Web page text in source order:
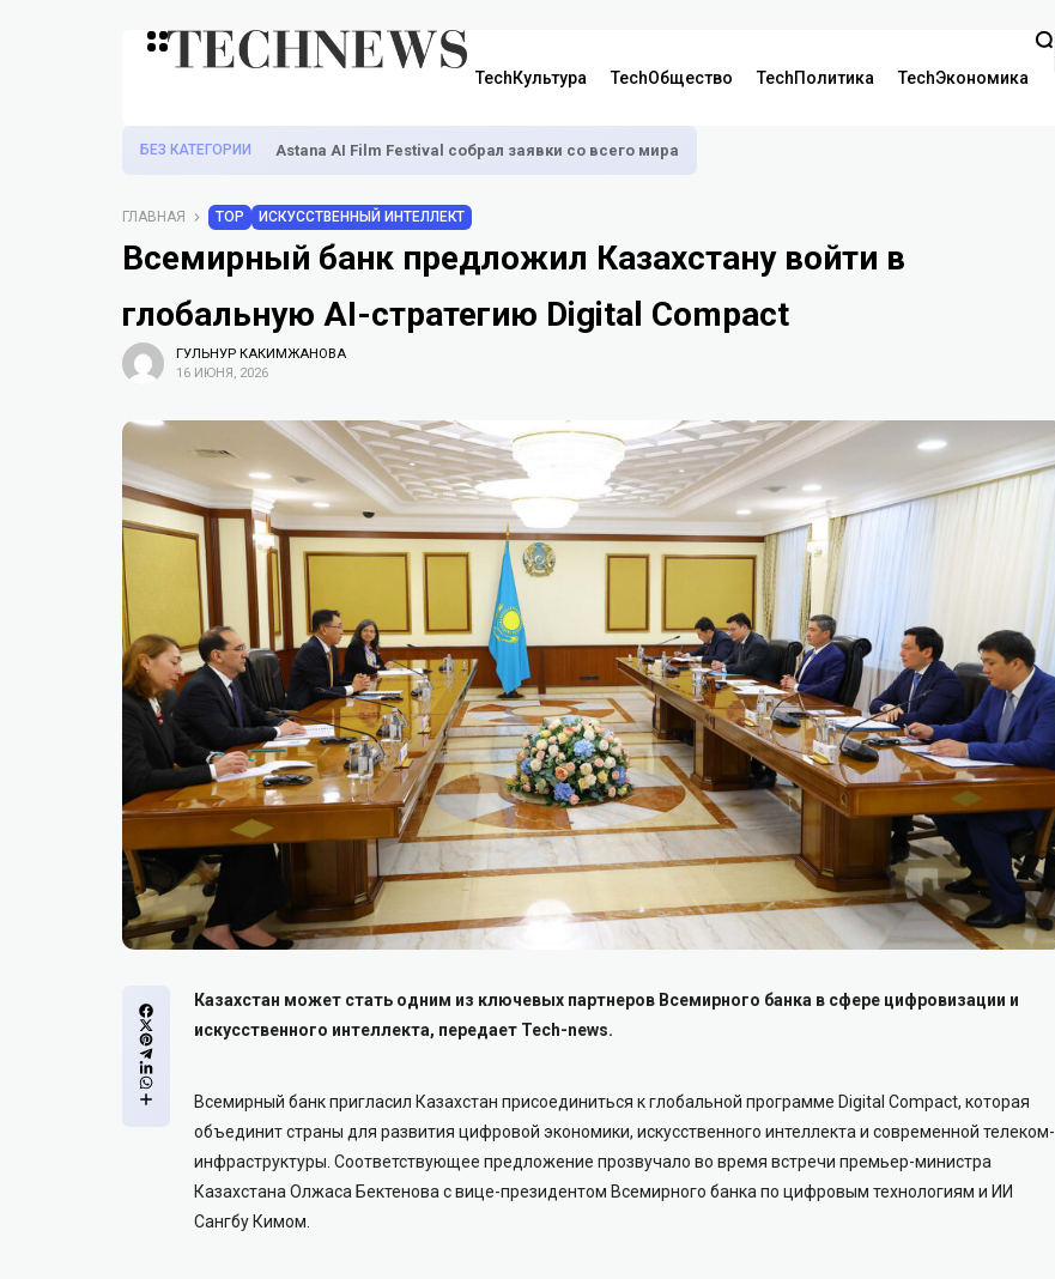
TechКультура TechОбщество TechПолитика TechЭкономика
БЕЗ КАТЕГОРИИ Astana AI Film Festival собрал заявки со всего мира
ГЛАВНАЯ TOP ИСКУССТВЕННЫЙ ИНТЕЛЛЕКТ
Всемирный банк предложил Казахстану войти в
глобальную AI-стратегию Digital Compact
ГУЛЬНУР КАКИМЖАНОВА
16 ИЮНЯ, 2026
Казахстан может стать одним из ключевых партнеров Всемирного банка в сфере цифровизации и
искусственного интеллекта, передает Tech-news.
Всемирный банк пригласил Казахстан присоединиться к глобальной программе Digital Compact, которая
объединит страны для развития цифровой экономики, искусственного интеллекта и современной телеком-
инфраструктуры. Соответствующее предложение прозвучало во время встречи премьер-министра
Казахстана Олжаса Бектенова с вице-президентом Всемирного банка по цифровым технологиям и ИИ
Сангбу Кимом.